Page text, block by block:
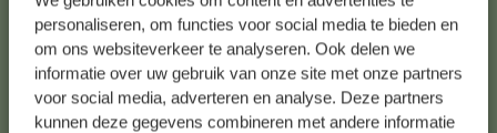
personaliseren, om functies voor social media te bieden en
om ons websiteverkeer te analyseren. Ook delen we
informatie over uw gebruik van onze site met onze partners
voor social media, adverteren en analyse. Deze partners
kunnen deze gegevens combineren met andere informatie
Kundenservice/Hilfe